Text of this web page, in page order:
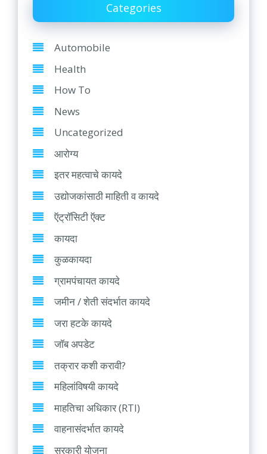
Categories
Automobile
Health
How To
News
Uncategorized
आरोग्य
इतर महत्वाचे कायदे
उद्योजकांसाठी माहिती व कायदे
ऍट्रॉसिटी ऍक्ट
कायदा
कुळकायदा
ग्रामपंचायत कायदे
जमीन / शेती संदर्भात कायदे
जरा हटके कायदे
जॉब अपडेट
तक्रार कशी करावी?
महिलांविषयी कायदे
माहतिचा अधिकार (RTI)
वाहनासंदर्भात कायदे
सरकारी योजना